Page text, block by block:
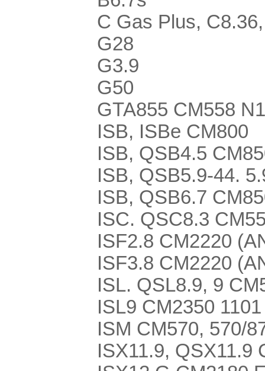
C Gas Plus,
G28
G3.9
G50
GTA855 CM558
ISB, ISBe CM800
ISB, QSB4.5
ISB, QSB5.9-44.
ISB, QSB6.7
ISC. QSC8.3
ISF2.8 CM2220
ISF3.8 CM2220
ISL. QSL8.9, 9
ISL9 CM2350 1101
ISM CM570, 570/
ISX11.9, QSX11.9